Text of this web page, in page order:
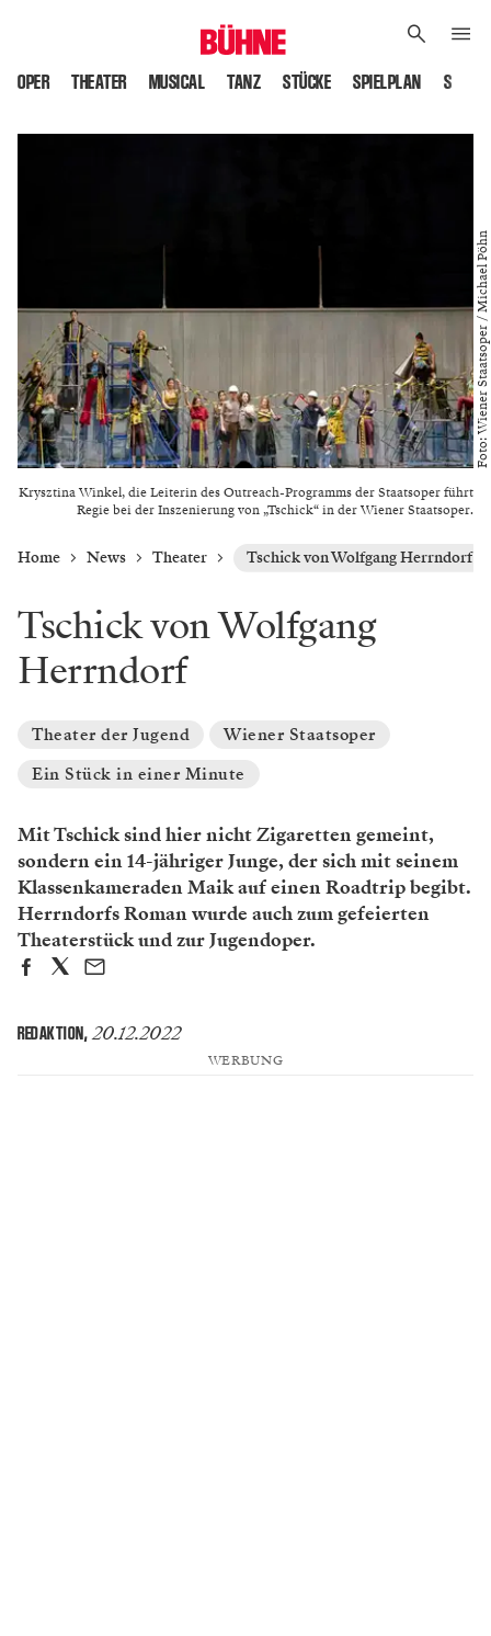
OPER THEATER MUSICAL TANZ STÜCKE SPIELPLAN
Krysztina Winkel, die Leiterin des Outreach-Programms der Staatsoper führt
Regie bei der Inszenierung von „Tschick“ in der Wiener Staatsoper.
Foto: Wiener Staatsoper / Michael Pöhn
Home News Theater Tschick von Wolfgang Herrndorf
Tschick von Wolfgang
Herrndorf
Theater der Jugend
Wiener Staatsoper
Ein Stück in einer Minute
Mit Tschick sind hier nicht Zigaretten gemeint,
sondern ein 14-jähriger Junge, der sich mit seinem
Klassenkameraden Maik auf einen Roadtrip begibt.
Herrndorfs Roman wurde auch zum gefeierten
Theaterstück und zur Jugendoper.
REDAKTION, 20.12.2022
WERBUNG